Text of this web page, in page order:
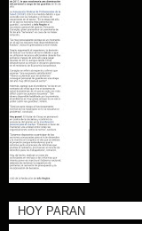
HOY PARAN